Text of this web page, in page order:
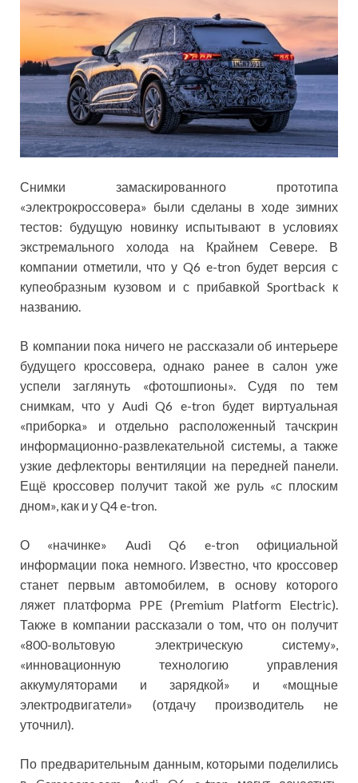
Снимки замаскированного прототипа
«электрокроссовера» были сделаны в ходе зимних
тестов: будущую новинку испытывают в условиях
экстремального холода на Крайнем Севере. В
компании отметили, что у Q6 e-tron будет версия с
купеобразным кузовом и с прибавкой Sportback к
названию.
В компании пока ничего не рассказали об интерьере
будущего кроссовера, однако ранее в салон уже
успели заглянуть «фотошпионы». Судя по тем
снимкам, что у Audi Q6 e-tron будет виртуальная
«приборка» и отдельно расположенный тачскрин
информационно-развлекательной системы, а также
узкие дефлекторы вентиляции на передней панели.
Ещё кроссовер получит такой же руль «с плоским
дном», как и у Q4 e-tron.
О «начинке» Audi Q6 e-tron официальной
информации пока немного. Известно, что кроссовер
станет первым автомобилем, в основу которого
ляжет платформа PPE (Premium Platform Electric).
Также в компании рассказали о том, что он получит
«800-вольтовую электрическую систему»,
«инновационную технологию управления
аккумуляторами и зарядкой» и «мощные
электродвигатели» (отдачу производитель не
уточнил).
По предварительным данным, которыми поделились